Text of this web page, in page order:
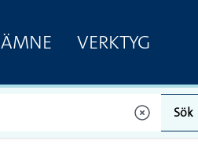
ÄMNE VERKTYG
Sök